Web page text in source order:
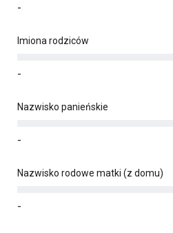
-
Imiona rodziców
-
Nazwisko panieńskie
-
Nazwisko rodowe matki (z domu)
-